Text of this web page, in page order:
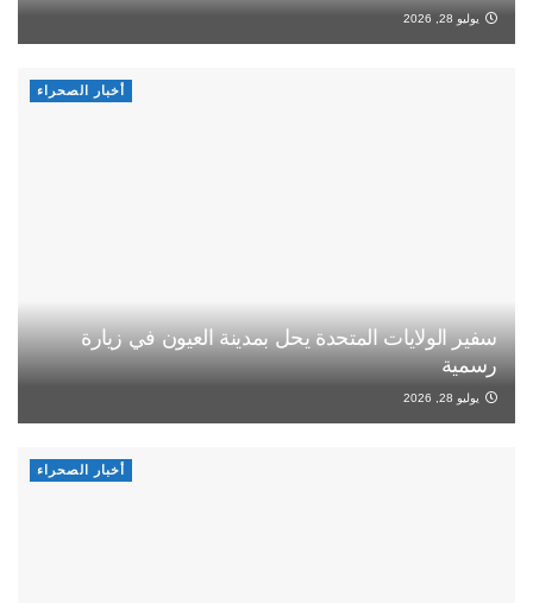
يوليو 28, 2026
أخبار الصحراء
سفير الولايات المتحدة يحل بمدينة العيون في زيارة
رسمية
يوليو 28, 2026
أخبار الصحراء